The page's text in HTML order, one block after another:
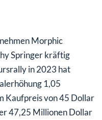
Morphic
Springer kräftig
in 2023 hat
1,05
Kaufpreis von 45 Dollar
47,25 Millionen Dollar